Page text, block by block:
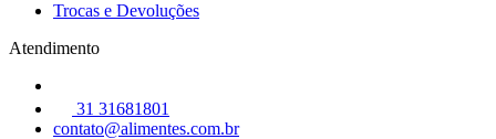
Trocas e Devoluções
Atendimento
31 31681801
contato@alimentes.com.br